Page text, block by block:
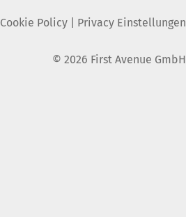
Cookie Policy| Privacy Einstellungen
© 2026 First Avenue GmbH